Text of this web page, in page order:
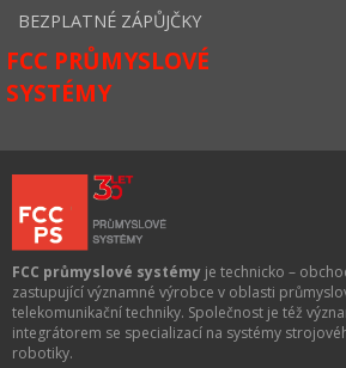
BEZPLATNÉ ZÁPŮJČKY
FCC PRŮMYSLOVÉ
SYSTÉMY
FCC průmyslové systémy je technicko –
zastupující významné výrobce v oblasti
telekomunikační techniky. Společnost je též
integrátorem se specializací na systémy
robotiky.